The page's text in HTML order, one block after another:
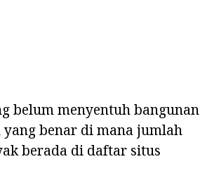
belum menyentuh bangunan
benar di mana jumlah
berada di daftar situs